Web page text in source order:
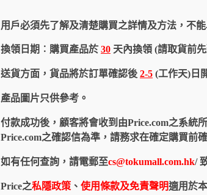
用戶必須先了解及清楚購買之詳情及方法，不
換領日期︰購買產品於 30 天內換領 (請取貨前先
送貨方面，貨品將於訂單確認後 2-5 (工作天)日
產品圖片只供參考。
付款成功後，顧客將會收到由Price.com之系統
Price.com之確認信為準，請務求在確定購買前
如有任何查詢，請電郵至cs@tokumall.com.hk/
Price之私隱政策 、 使用條款及免責聲明適用於